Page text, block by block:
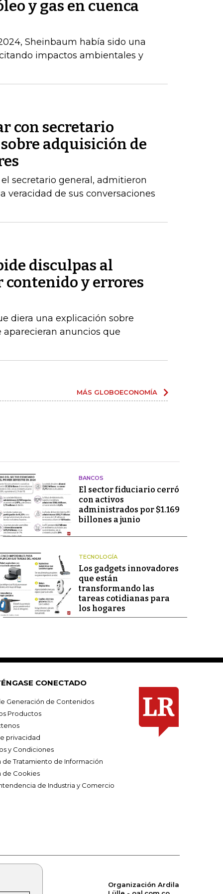
y gas en cuenca
Sheinbaum había sido una
impactos ambientales y
con secretario
adquisición de
secretario general, admitieron
veracidad de sus conversaciones
disculpas al
y errores
diera una explicación sobre
anuncios que
MÁS GLOBOECONOMÍA
BANCOS
El sector fiduciario cerró
con activos
administrados por $1.169
billones a junio
TECNOLOGÍA
Los gadgets innovadores
que están
transformando las
tareas cotidianas para
los hogares
CONECTADO
Generación de Contenidos
Productos
privacidad
y Condiciones
de Tratamiento de Información
de Cookies
de Industria y Comercio
Organización Ardila